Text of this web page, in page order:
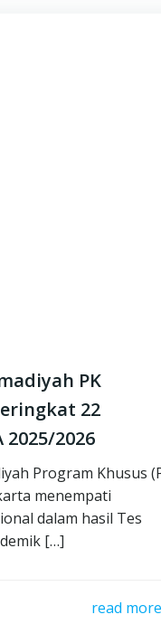
PK
22
2025/2026
Program Khusus
menempati
dalam hasil Tes
[…]
read more